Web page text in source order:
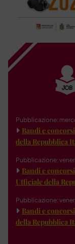
Pubblicazione:
Bandi e
della Repubblica
Pubblicazione:
Bandi e
Ufficiale della
Pubblicazione:
Bandi e
della Repubblica